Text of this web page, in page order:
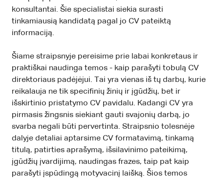
konsultantai. Šie specialistai siekia surasti
tinkamiausią kandidatą pagal jo CV pateiktą
informaciją.
Šiame straipsnyje pereisime prie labai konkretaus ir
praktiškai naudinga temos - kaip parašyti tobulą CV
direktoriaus padėjėjui. Tai yra vienas iš tų darbų, kurie
reikalauja ne tik specifinių žinių ir įgūdžių, bet ir
išskirtinio pristatymo CV pavidalu. Kadangi CV yra
pirmasis žingsnis siekiant gauti svajonių darbą, jo
svarba negali būti pervertinta. Straipsnio tolesnėje
dalyje detaliai aptarsime CV formatavimą, tinkamą
titulą, patirties aprašymą, išsilavinimo pateikimą,
įgūdžių įvardijimą, naudingas frazes, taip pat kaip
parašyti įspūdingą motyvacinį laišką. Šios temos